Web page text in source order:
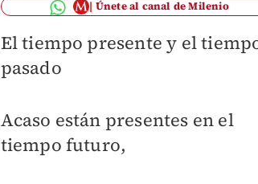
Únete al canal de Milenio
El tiempo presente y el
pasado
Acaso están presentes en el
tiempo futuro,